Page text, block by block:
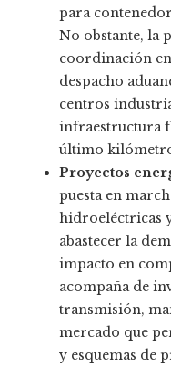
para
No obstante, la
coordinación
despacho
centros
infraestructura
último
Proyectos
puesta en
hidroeléctricas
abastecer la
impacto en
acompaña de
transmisión,
mercado que
y esquemas de